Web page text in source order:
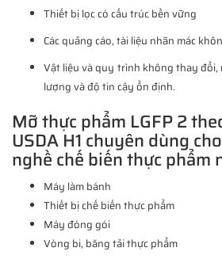
Thiết bị lọc có cấu trúc bền vững
Các quảng cáo, tài liệu nhãn mác
Vật liệu và quy trình không thay đổi,
lượng và độ tin cậy ổn định.
Mỡ thực phẩm LGFP 2
USDA H1 chuyên dùng
nghề chế biến thực phẩm
Máy làm bánh
Thiết bị chế biến thực phẩm
Máy đóng gói
Vòng bi, băng tải thực phẩm